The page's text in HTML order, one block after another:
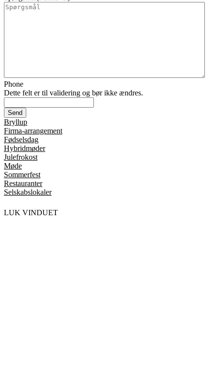
Phone
Dette felt er til validering og bør ikke ændres.
Bryllup
Firma-arrangement
Fødselsdag
Hybridmøder
Julefrokost
Møde
Sommerfest
Restauranter
Selskabslokaler
LUK VINDUET